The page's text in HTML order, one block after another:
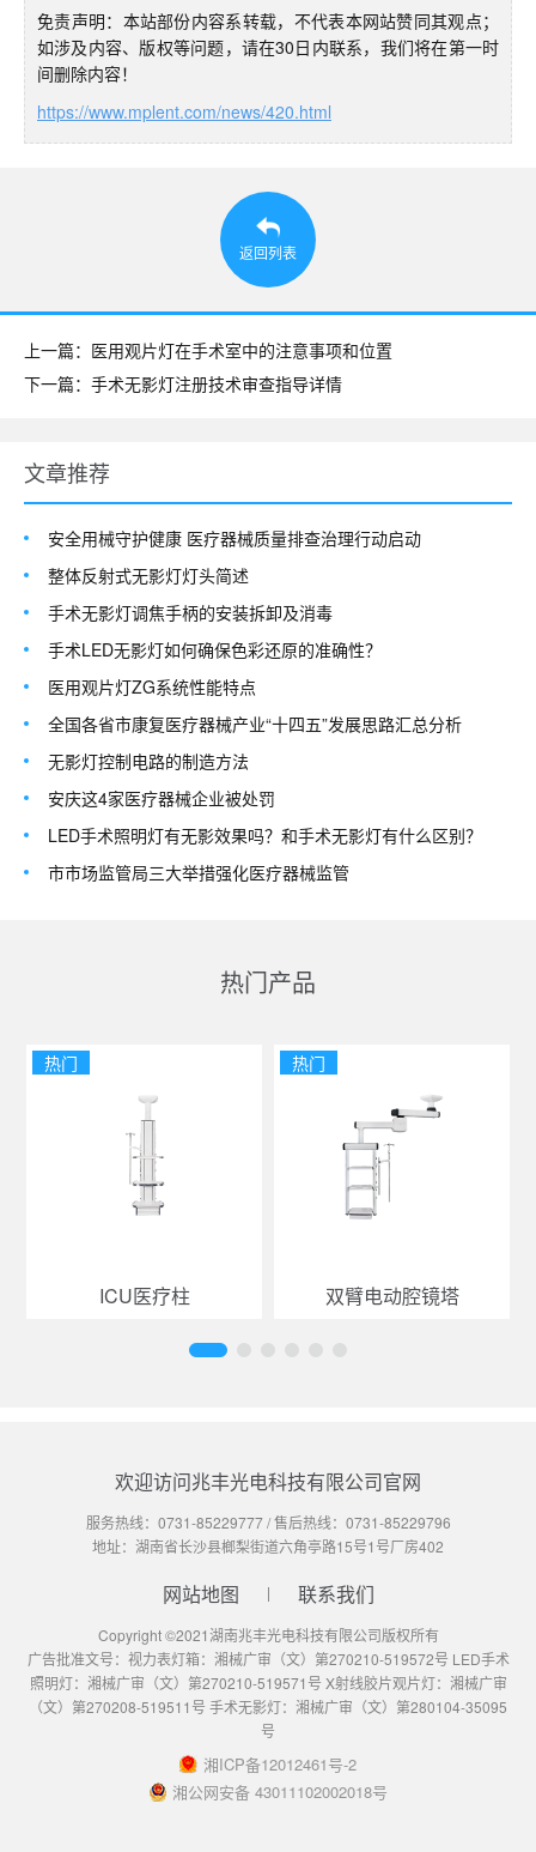
免责声明：本站部份内容系转载，不代表本网站赞同其观点；
如涉及内容、版权等问题，请在30日内联系，我们将在第一时
间删除内容！
https://www.mplent.com/news/420.html
返回列表
上一篇：医用观片灯在手术室中的注意事项和位置
下一篇：手术无影灯注册技术审查指导详情
文章推荐
安全用械守护健康 医疗器械质量排查治理行动启动
整体反射式无影灯灯头简述
手术无影灯调焦手柄的安装拆卸及消毒
手术LED无影灯如何确保色彩还原的准确性？
医用观片灯ZG系统性能特点
全国各省市康复医疗器械产业“十四五”发展思路汇总分析
无影灯控制电路的制造方法
安庆这4家医疗器械企业被处罚
LED手术照明灯有无影效果吗？和手术无影灯有什么区别？
市市场监管局三大举措强化医疗器械监管
热门产品
热门
ICU医疗柱
热门
双臂电动腔镜塔
欢迎访问兆丰光电科技有限公司官网
服务热线： 0731-85229777/ 售后热线： 0731-85229796
地址：湖南省长沙县榔梨街道六角亭路15号1号厂房402
网站地图 联系我们
Copyright ©2021湖南兆丰光电科技有限公司版权所有
广告批准文号：视力表灯箱：湘械广审（文）第270210-519572号 LED手术
照明灯：湘械广审（文）第270210-519571号 X射线胶片观片灯：湘械广审
（文）第270208-519511号 手术无影灯：湘械广审（文）第280104-35095
号
湘ICP备12012461号-2
湘公网安备 43011102002018号